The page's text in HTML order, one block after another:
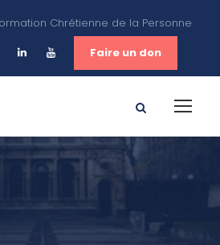
Chrétienne de la Personne
Faire un don